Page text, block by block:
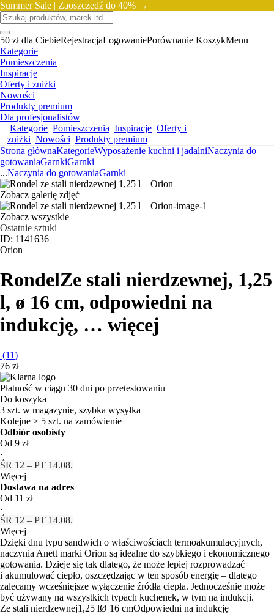
Summer Sale | Zaoszczędź do 40% →
50 zł dla CiebieRejestracjaLogowaniePorównanie KoszykMenu
Kategorie
Pomieszczenia
Inspiracje
Oferty i zniżki
Nowości
Produkty premium
Dla profesjonalistów
Kategorie Pomieszczenia Inspiracje Oferty i
zniżki Nowości Produkty premium
Strona głównaKategorieWyposażenie kuchni i jadalniNaczynia do
gotowaniaGarnkiGarnki
...Naczynia do gotowaniaGarnki
Zobacz galerię zdjęć
Zobacz wszystkie
Ostatnie sztuki
ID: 1141636
Orion
RondelZe stali nierdzewnej, 1,25
l, ø 16 cm, odpowiedni na
indukcję, … więcej
(11)
76 zł
Płatność w ciągu 30 dni po przetestowaniu
Do koszyka
3 szt. w magazynie, szybka wysyłka
Kolejne > 5 szt. na zamówienie
Odbiór osobisty
Od 9 zł
·
ŚR 12 – PT 14.08.
Więcej
Dostawa na adres
Od 11 zł
·
ŚR 12 – PT 14.08.
Więcej
Dzięki dnu typu sandwich o właściwościach termoakumulacyjnych,
naczynia Anett marki Orion są idealne do szybkiego i ekonomicznego
gotowania. Dzieje się tak dlatego, że może lepiej rozprowadzać
i akumulować ciepło, oszczędzając w ten sposób energię – dlatego
zalecamy wcześniejsze wyłączenie źródła ciepła. Jednocześnie może
być używany na wszystkich typach kuchenek, w tym na indukcji.
Ze stali nierdzewnej1,25 lØ 16 cmOdpowiedni na indukcję